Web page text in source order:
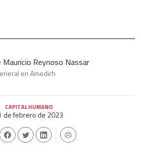
Mauricio Reynoso Nassar
en Amedirh
CAPITAL HUMANO
de febrero de 2023